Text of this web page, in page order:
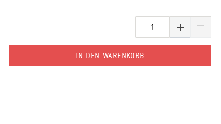
IN DEN WARENKORB